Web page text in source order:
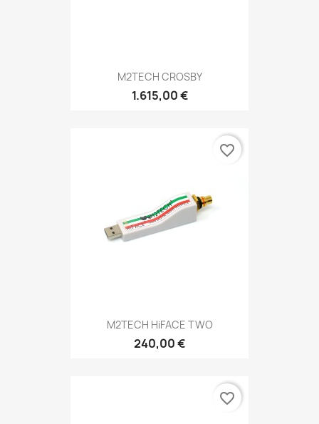
M2TECH CROSBY
1.615,00 €
M2TECH HiFACE TWO
240,00 €
favorite_border
favorite_border